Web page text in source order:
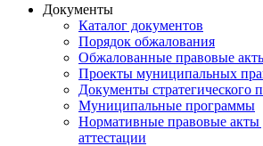
Документы
Каталог документов
Порядок обжалования
Обжалованные правовые
Проекты муниципальных
Документы стратегического
Муниципальные программы
Нормативные правовые акты
аттестации